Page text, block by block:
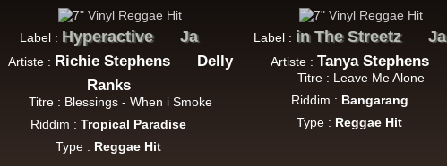
Uk Dub
Label : Hyperactive Ja
Artiste : Richie Stephens
Delly
Ranks
Titre : Blessings - When i Smoke
Riddim :Tropical Paradise
Type : Reggae Hit
Label : in The Streetz Ja
Artiste : Tanya Stephens
Titre : Leave Me Alone
Riddim : Bangarang
Type : Reggae Hit